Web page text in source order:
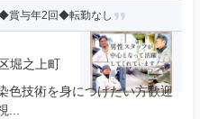
賞与年2回◆転勤なし
堀之上町
色技術を身につけたい方歓迎
...